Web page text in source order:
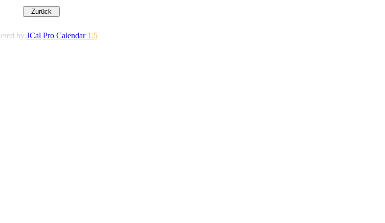
by JCal Pro Calendar 1.5